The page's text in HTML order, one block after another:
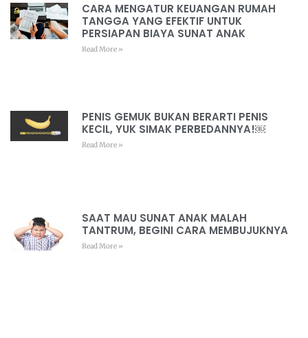
CARA MENGATUR KEUANGAN RUMAH
TANGGA YANG EFEKTIF UNTUK
PERSIAPAN BIAYA SUNAT ANAK
Read More »
PENIS GEMUK BUKAN BERARTI PENIS
KECIL, YUK SIMAK PERBEDANNYA!￼
Read More »
SAAT MAU SUNAT ANAK MALAH
TANTRUM, BEGINI CARA MEMBUJUKNYA
Read More »